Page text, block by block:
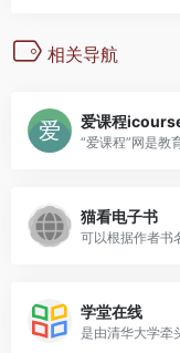
相关导航
爱课程
猫看电子书
学堂在线